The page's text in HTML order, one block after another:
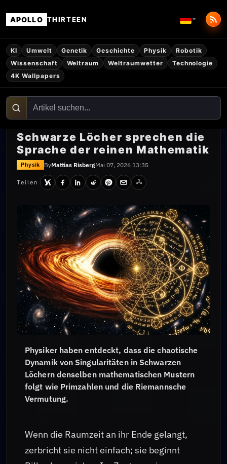
APOLLO THIRTEEN
KI Umwelt Genetik Geschichte Physik
Robotik
Wissenschaft
Weltraum Weltraumwetter
Technologie
4K Wallpapers
Schwarze Löcher sprechen die
Sprache der reinen Mathematik
Physik ByMattias RisbergMai 07, 2026 13:35
Teilen
Physiker haben entdeckt, dass die chaotische
Dynamik von Singularitäten in Schwarzen
Löchern denselben mathematischen Mustern
folgt wie Primzahlen und die Riemannsche
Vermutung.
Wenn die Raumzeit an ihr Ende gelangt,
zerbricht sie nicht einfach; sie beginnt